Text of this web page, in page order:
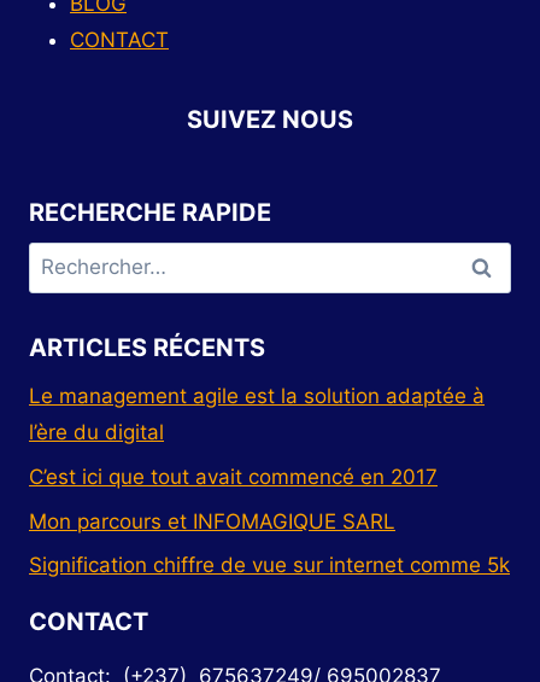
CONTACT
SUIVEZ NOUS
RECHERCHE RAPIDE
ARTICLES RÉCENTS
Le management agile est la solution adaptée à
l’ère du digital
C’est ici que tout avait commencé en 2017
Mon parcours et INFOMAGIQUE SARL
Signification chiffre de vue sur internet comme 5k
CONTACT
Contact: (+237) 675637249/ 695002837